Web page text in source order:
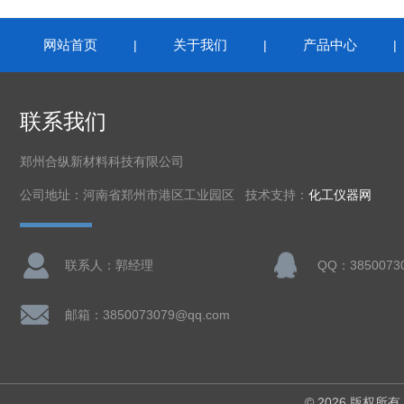
网站首页 | 关于我们 | 产品中心 |
联系我们
郑州合纵新材料科技有限公司
公司地址：河南省郑州市港区工业园区 技术支持： 化工仪器网
联系人：郭经理 QQ：
邮箱：3850073079@qq.com